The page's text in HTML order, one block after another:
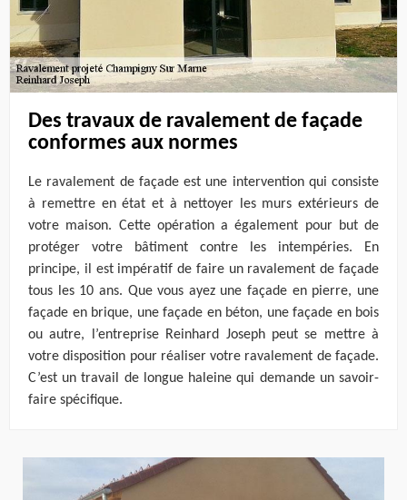
Des travaux de ravalement de façade
conformes aux normes
Le ravalement de façade est une intervention qui consiste
à remettre en état et à nettoyer les murs extérieurs de
votre maison. Cette opération a également pour but de
protéger votre bâtiment contre les intempéries. En
principe, il est impératif de faire un ravalement de façade
tous les 10 ans. Que vous ayez une façade en pierre, une
façade en brique, une façade en béton, une façade en bois
ou autre, l’entreprise Reinhard Joseph peut se mettre à
votre disposition pour réaliser votre ravalement de façade.
C’est un travail de longue haleine qui demande un savoir-
faire spécifique.